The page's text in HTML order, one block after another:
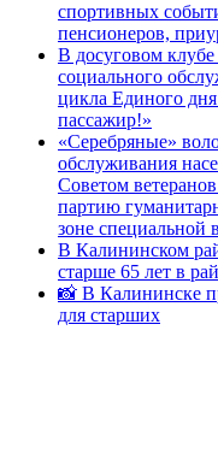
спортивных
пенсионеров,
В досуговом
социального
цикла Единого
пассажир!»
«Серебряные»
обслуживания
Советом
партию
зоне специальной
В Калининском
старше 65 лет в
📸 В Калининске
для старших